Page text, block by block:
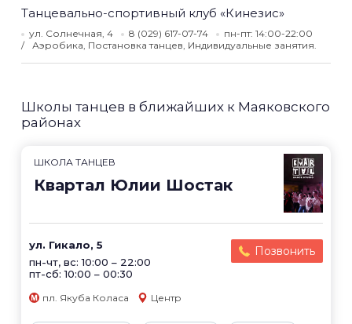
Танцевально-спортивный клуб «Кинезис»
ул. Солнечная, 4 8 (029) 617-07-74
пн-пт: 14:00-22:00
Аэробика, Постановка танцев, Индивидуальные занятия.
Школы танцев в ближайших к Маяковского
районах
ШКОЛА ТАНЦЕВ
Квартал Юлии Шостак
ул. Гикало, 5
пн-чт, вс: 10:00 – 22:00
пт-сб: 10:00 – 00:30
Позвонить
пл. Якуба Коласа Центр